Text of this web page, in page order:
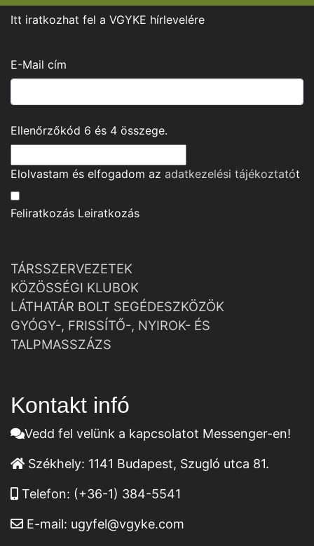
Itt iratkozhat fel a VGYKE hírlevelére
E-Mail cím
Ellenőrzőkód 6 és 4 összege.
Elolvastam és elfogadom az adatkezelési tájékoztatót
Feliratkozás Leiratkozás
TÁRSSZERVEZETEK
KÖZÖSSÉGI KLUBOK
LÁTHATÁR BOLT SEGÉDESZKÖZÖK
GYÓGY-, FRISSÍTŐ-, NYIROK- ÉS
TALPMASSZÁZS
Kontakt infó
Vedd fel velünk a kapcsolatot Messenger-en!
Székhely: 1141 Budapest, Szugló utca 81.
Telefon: (+36-1) 384-5541
E-mail: ugyfel@vgyke.com